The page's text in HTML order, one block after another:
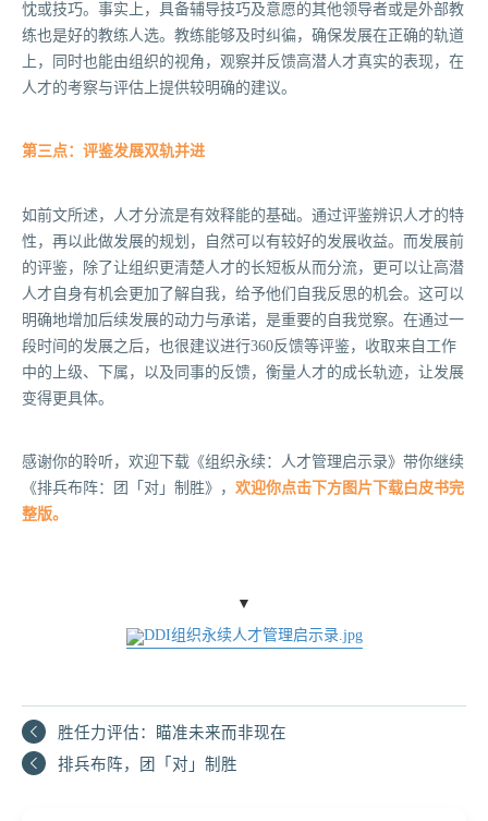
忱或技巧。事实上，具备辅导技巧及意愿的其他领导者或是外部教
练也是好的教练人选。教练能够及时纠徧，确保发展在正确的轨道
上，同时也能由组织的视角，观察并反馈高潜人才真实的表现，在
人才的考察与评估上提供较明确的建议。
第三点：评鉴发展双轨并进
如前文所述，人才分流是有效释能的基础。通过评鉴辨识人才的特
性，再以此做发展的规划，自然可以有较好的发展收益。而发展前
的评鉴，除了让组织更清楚人才的长短板从而分流，更可以让高潜
人才自身有机会更加了解自我，给予他们自我反思的机会。这可以
明确地增加后续发展的动力与承诺，是重要的自我觉察。在通过一
段时间的发展之后，也很建议进行360反馈等评鉴，收取来自工作
中的上级、下属，以及同事的反馈，衡量人才的成长轨迹，让发展
变得更具体。
感谢你的聆听，欢迎下载《组织永续：人才管理启示录》带你继续
《排兵布阵：团「对」制胜》， 欢迎你点击下方图片下载白皮书完
整版。
▼
胜任力评估：瞄准未来而非现在
排兵布阵，团「对」制胜